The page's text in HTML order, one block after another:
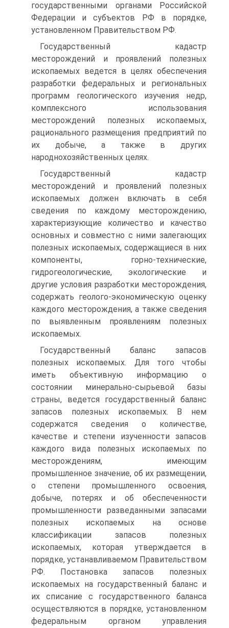
государственными органами Российской
Федерации и субъектов РФ в порядке,
установленном Правительством РФ.
Государственный кадастр
месторождений и проявлений полезных
ископаемых ведется в целях обеспечения
разработки федеральных и региональных
программ геологического изучения недр,
комплексного использования
месторождений полезных ископаемых,
рационального размещения предприятий по
их добыче, а также в других
народнохозяйственных целях.
Государственный кадастр
месторождений и проявлений полезных
ископаемых должен включать в себя
сведения по каждому месторождению,
характеризующие количество и качество
основных и совместно с ними залегающих
полезных ископаемых, содержащиеся в них
компоненты, горно-технические,
гидрогеологические, экологические и
другие условия разработки месторождения,
содержать геолого-экономическую оценку
каждого месторождения, а также сведения
по выявленным проявлениям полезных
ископаемых.
Государственный баланс запасов
полезных ископаемых. Для того чтобы
иметь объективную информацию о
состоянии минерально-сырьевой базы
страны, ведется государственный баланс
запасов полезных ископаемых. В нем
содержатся сведения о количестве,
качестве и степени изученности запасов
каждого вида полезных ископаемых по
месторождениям, имеющим
промышленное значение, об их размещении,
о степени промышленного освоения,
добыче, потерях и об обеспеченности
промышленности разведанными запасами
полезных ископаемых на основе
классификации запасов полезных
ископаемых, которая утверждается в
порядке, устанавливаемом Правительством
РФ. Постановка запасов полезных
ископаемых на государственный баланс и
их списание с государственного баланса
осуществляются в порядке, установленном
федеральным органом управления